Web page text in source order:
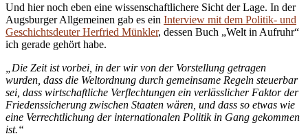
Und hier noch eben eine wissenschaftlichere Sicht der Lage. In der
Augsburger Allgemeinen gab es ein Interview mit dem Politik- und
Geschichtsdeuter Herfried Münkler, dessen Buch „Welt in Aufruhr“
ich gerade gehört habe.
„Die Zeit ist vorbei, in der wir von der Vorstellung getragen
wurden, dass die Weltordnung durch gemeinsame Regeln steuerbar
sei, dass wirtschaftliche Verflechtungen ein verlässlicher Faktor der
Friedenssicherung zwischen Staaten wären, und dass so etwas wie
eine Verrechtlichung der internationalen Politik in Gang gekommen
ist.“